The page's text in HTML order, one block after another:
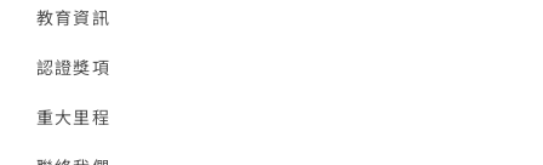
教育資訊
認證獎項
重大里程